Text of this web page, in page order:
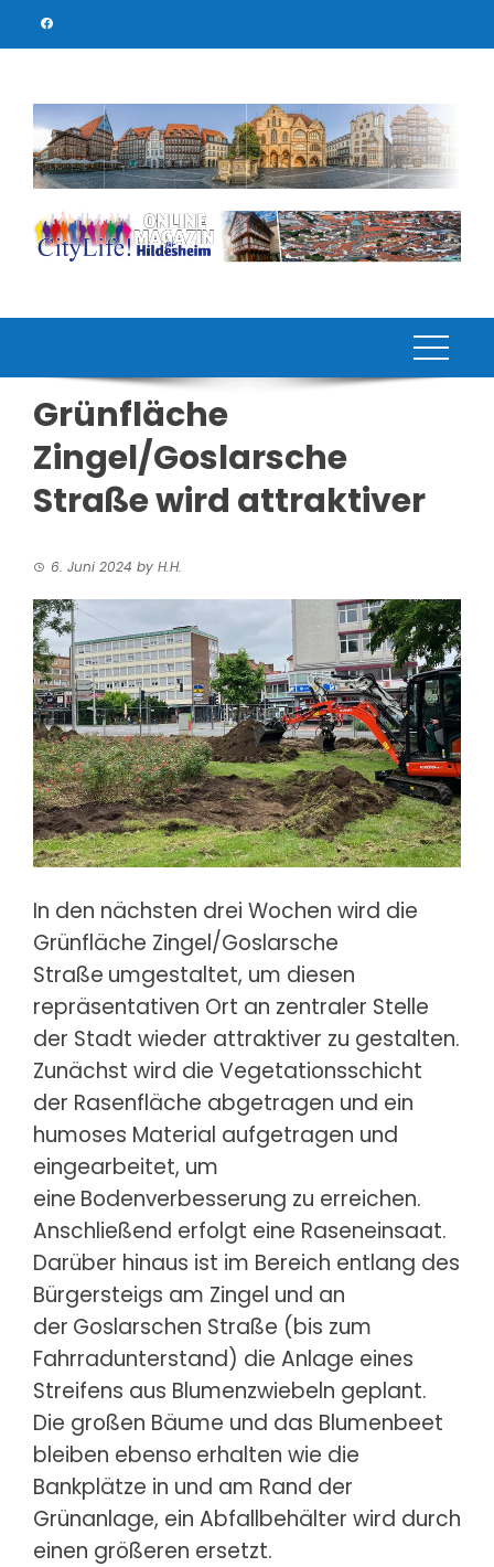
Grünfläche
Zingel/Goslarsche
Straße wird attraktiver
6. Juni 2024 by H.H.
In den nächsten drei Wochen wird die
Grünfläche Zingel/Goslarsche
Straße umgestaltet, um diesen
repräsentativen Ort an zentraler Stelle
der Stadt wieder attraktiver zu gestalten.
Zunächst wird die Vegetationsschicht
der Rasenfläche abgetragen und ein
humoses Material aufgetragen und
eingearbeitet, um
eine Bodenverbesserung zu erreichen.
Anschließend erfolgt eine Raseneinsaat.
Darüber hinaus ist im Bereich entlang des
Bürgersteigs am Zingel und an
der Goslarschen Straße (bis zum
Fahrradunterstand) die Anlage eines
Streifens aus Blumenzwiebeln geplant.
Die großen Bäume und das Blumenbeet
bleiben ebenso erhalten wie die
Bankplätze in und am Rand der
Grünanlage, ein Abfallbehälter wird durch
einen größeren ersetzt.